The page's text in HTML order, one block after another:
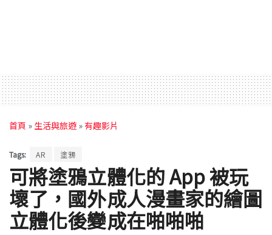
首頁 » 生活與旅遊 »有趣影片
Tags: AR 塗鴉
可將塗鴉立體化的 App 被玩
壞了，國外成人漫畫家的繪圖
立體化後變成在啪啪啪